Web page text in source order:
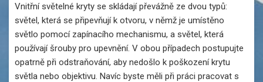
Vnitřní světelné kryty se skládají převážně ze dvou typů:
světel, která se připevňují k otvoru, v němž je umístěno
světlo pomocí zapínacího mechanismu, a světel, která
používají šrouby pro upevnění. V obou případech postupujte
opatrně při odstraňování, aby nedošlo k poškození krytu
světla nebo objektivu. Navíc byste měli při práci pracovat s